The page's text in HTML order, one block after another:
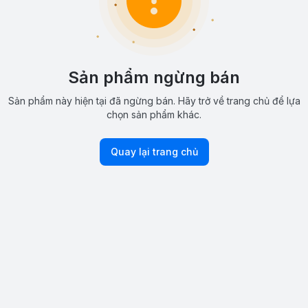
Sản phẩm ngừng bán
Sản phẩm này hiện tại đã ngừng bán. Hãy trở về trang chủ để lựa
chọn sản phẩm khác.
Quay lại trang chủ